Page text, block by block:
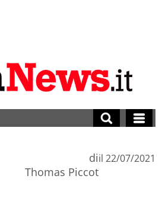
di
Thomas Piccot
il 22/07/2021